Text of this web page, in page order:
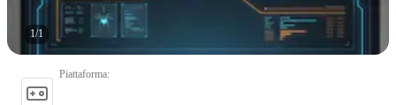
1/1
Piattaforma: